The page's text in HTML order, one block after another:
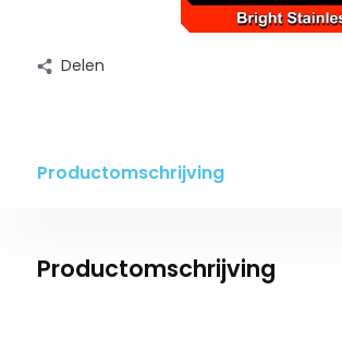
Delen
Productomschrijving
Productomschrijving